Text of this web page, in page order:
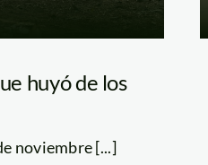
huyó de los
noviembre [...]